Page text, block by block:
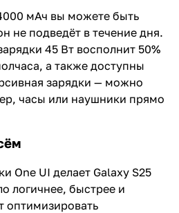
мАч вы можете быть
не подведёт в течение дня.
45 Вт восполнит 50%
а также доступны
зарядки — можно
часы или наушники прямо
One UI делает Galaxy S25
логичнее, быстрее и
оптимизировать